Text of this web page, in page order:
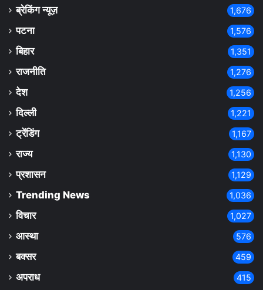
ब्रेकिंग न्यूज़ 1,676
पटना 1,576
बिहार 1,351
राजनीति 1,276
देश 1,256
दिल्ली 1,221
ट्रेंडिंग 1,167
राज्य 1,130
प्रशासन 1,129
Trending News 1,036
विचार 1,027
आस्था 576
बक्सर 459
अपराध 415